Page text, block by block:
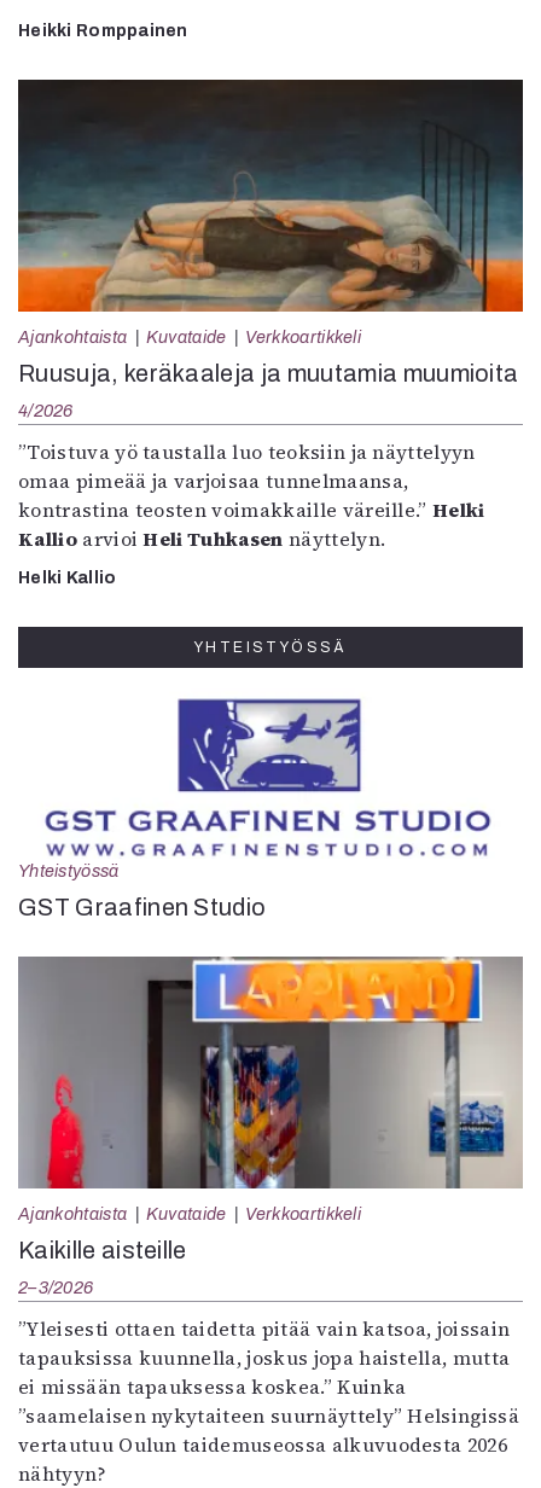
Heikki Romppainen
Ajankohtaista Kuvataide Verkkoartikkeli
Ruusuja, keräkaaleja ja muutamia muumioita
4/2026
”Toistuva yö taustalla luo teoksiin ja näyttelyyn
omaa pimeää ja varjoisaa tunnelmaansa,
kontrastina teosten voimakkaille väreille.”Helki
KallioarvioiHeli Tuhkasen näyttelyn.
Helki Kallio
YHTEISTYÖSSÄ
Yhteistyössä
GST Graafinen Studio
Ajankohtaista Kuvataide Verkkoartikkeli
Kaikille aisteille
2–3/2026
”Yleisesti ottaen taidetta pitää vain katsoa, joissain
tapauksissa kuunnella, joskus jopa haistella, mutta
ei missään tapauksessa koskea.” Kuinka
”saamelaisen nykytaiteen suurnäyttely” Helsingissä
vertautuu Oulun taidemuseossa alkuvuodesta 2026
nähtyyn?